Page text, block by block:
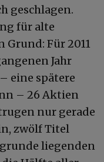
geschlagen.
für alte
Für 2011
Jahr
eine spätere
– 26 Aktien
nur gerade
zwölf Titel
liegenden